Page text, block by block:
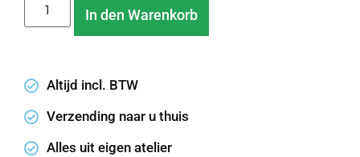
In den Warenkorb
Altijd incl. BTW
Verzending naar u thuis
Alles uit eigen atelier